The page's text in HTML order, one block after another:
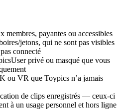
membres, payantes ou accessibles
jetons, qui ne sont pas visibles
connecté
privé ou masqué que vous
ou VR que Toypics n’a jamais
de clips enregistrés — ceux-ci
à un usage personnel et hors ligne